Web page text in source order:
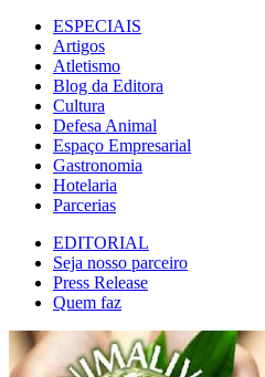
ESPECIAIS
Artigos
Atletismo
Blog da Editora
Cultura
Defesa Animal
Espaço Empresarial
Gastronomia
Hotelaria
Parcerias
EDITORIAL
Seja nosso parceiro
Press Release
Quem faz